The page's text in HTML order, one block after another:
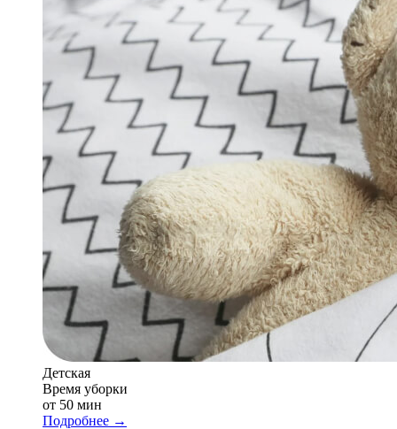
Детская
Время уборки
от 50 мин
Подробнее →